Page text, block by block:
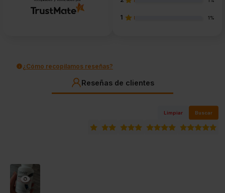
1 1%
¿Cómo recopilamos reseñas?
Reseñas de clientes
Limpiar Buscar